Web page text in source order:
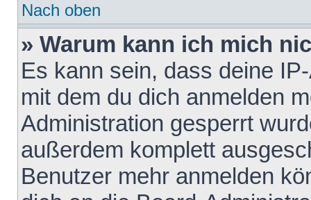
Nach oben
» Warum kann ich mich
Es kann sein, dass deine
mit dem du dich anmelden
Administration gesperrt
außerdem komplett
Benutzer mehr anmelden